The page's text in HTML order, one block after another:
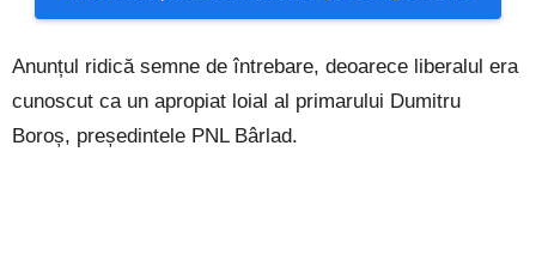
Anunțul ridică semne de întrebare, deoarece liberalul era
cunoscut ca un apropiat loial al primarului Dumitru
Boroș, președintele PNL Bârlad.